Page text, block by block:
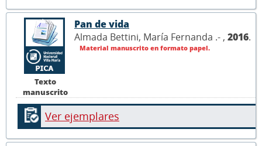
Texto
manuscrito
Pan de vida
Almada Bettini, María Fernanda .- , 2016.
Material manuscrito en formato papel.
Ver ejemplares